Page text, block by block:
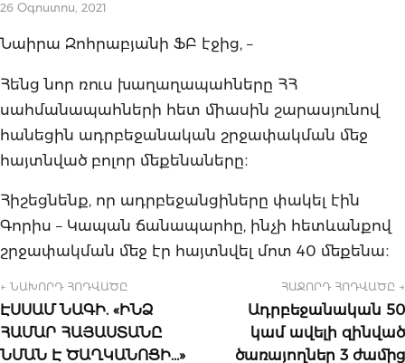
26 Օգոստոս, 2021
Նաիրա Զոհրաբյանի ՖԲ էջից, –
Հենց նոր ռուս խաղաղապահները ՀՀ
սահմանապահների հետ միասին շարասյունով
հանեցին ադրբեջանական շրջափակման մեջ
հայտնված բոլոր մեքենաները։
Հիշեցնենք, որ ադրբեջանցիները փակել էին
Գորիս – Կապան ճանապարհը, ինչի հետևանքով
շրջափակման մեջ էր հայտնվել մոտ 40 մեքենա։
← ՆԱԽՈՐԴ ՀՈԴՎԱԾԸ
ԷՍՍԱՄ ՆԱԳԻ. «ԻՆՁ
ՀԱՄԱՐ ՀԱՅԱՍՏԱՆԸ
ՆՄԱՆ Է ԾԱՂԿԱՆՈՑԻ…»
ՀԱՋՈՐԴ ՀՈԴՎԱԾԸ →
Ադրբեջանական 50
կամ ավելի զինված
ծառայողներ 3 ժամից